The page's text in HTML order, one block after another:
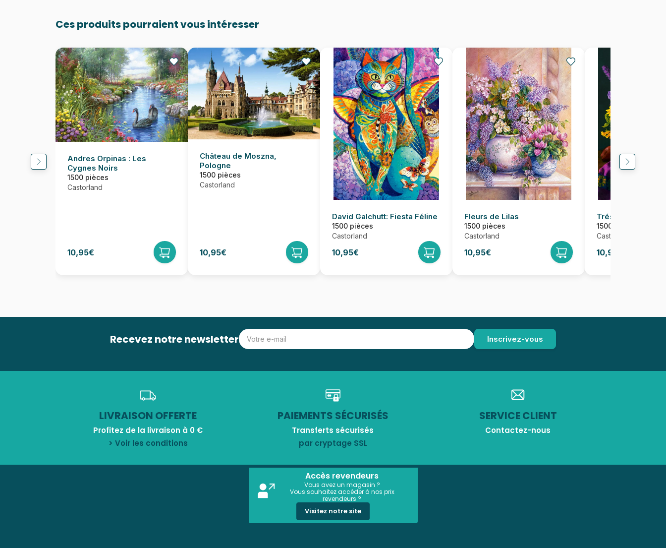
Ces produits pourraient vous intéresser
Andres Orpinas : Les
Cygnes Noirs
1500 pièces
Castorland
10,95€
Château de Moszna,
Pologne
1500 pièces
Castorland
10,95€
David Galchutt: Fiesta Féline
1500 pièces
Castorland
10,95€
Fleurs de Lilas
1500 pièces
Castorland
10,95€
Trésors
1500 pièces
Castorland
10,95€
Recevez notre newsletter
LIVRAISON OFFERTE
Profitez de la livraison à 0 €
> Voir les conditions
PAIEMENTS SÉCURISÉS
Transferts sécurisés
par cryptage SSL
SERVICE CLIENT
Contactez-nous
Accès revendeurs
Vous avez un magasin ?
Vous souhaitez accéder à nos prix
revendeurs ?
Visitez notre site